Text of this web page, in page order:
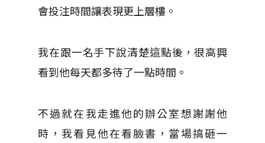
會投注時間讓表現更上層樓。
我在跟一名手下說清楚這點後，很高興
看到他每天都多待了一點時間。
不過就在我走進他的辦公室想謝謝他
時，我看見他在看臉書，當場搞砸一